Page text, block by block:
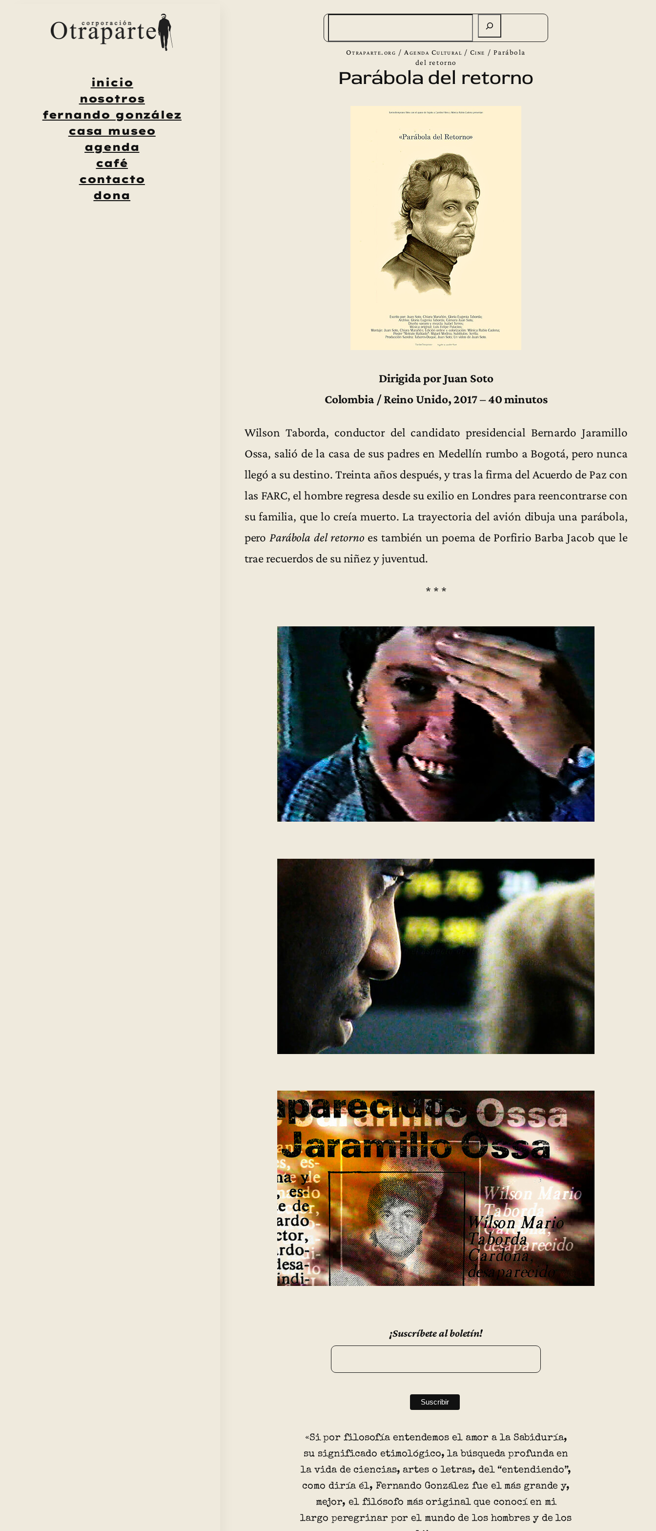
inicio
nosotros
fernando gonzález
casa museo
agenda
café
contacto
dona
Otraparte.org / Agenda Cultural / Cine / Parábola
del retorno
Parábola del retorno
Dirigida por Juan Soto
Colombia / Reino Unido, 2017 – 40 minutos
Wilson Taborda, conductor del candidato presidencial Bernardo Jaramillo
Ossa, salió de la casa de sus padres en Medellín rumbo a Bogotá, pero nunca
llegó a su destino. Treinta años después, y tras la firma del Acuerdo de Paz con
las FARC, el hombre regresa desde su exilio en Londres para reencontrarse con
su familia, que lo creía muerto. La trayectoria del avión dibuja una parábola,
pero Parábola del retorno es también un poema de Porfirio Barba Jacob que le
trae recuerdos de su niñez y juventud.
* * *
¡Suscríbete al boletín!
«Si por filosofía entendemos el amor a la Sabiduría,
su significado etimológico, la búsqueda profunda en
la vida de ciencias, artes o letras, del “entendiendo”,
como diría él, Fernando González fue el más grande y,
mejor, el filósofo más original que conocí en mi
largo peregrinar por el mundo de los hombres y de los